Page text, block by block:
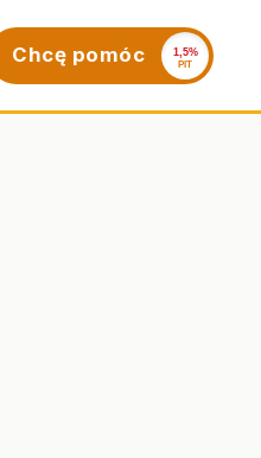
Chcę pomóc 1,5%
PIT